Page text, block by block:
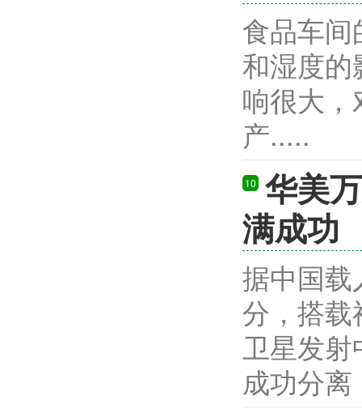
食品车
和湿度
响很大
产.....
10
华美
满成功
据中国
分，搭
卫星发
成功分